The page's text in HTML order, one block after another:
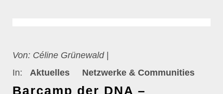
Von: Céline Grünewald
In:
Aktuelles Netzwerke & Communities
Barcamp der DNA –